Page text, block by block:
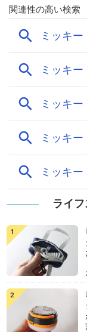
ライ